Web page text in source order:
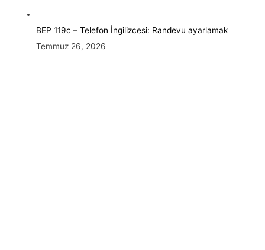
BEP 119c – Telefon İngilizcesi: Randevu ayarlamak
Temmuz 26, 2026